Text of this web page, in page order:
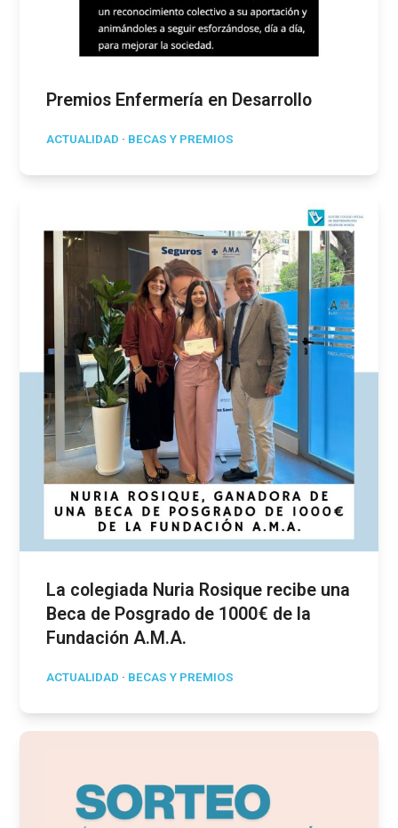
Premios Enfermería en Desarrollo
ACTUALIDAD · BECAS Y PREMIOS
La colegiada Nuria Rosique recibe una
Beca de Posgrado de 1000€ de la
Fundación A.M.A.
ACTUALIDAD · BECAS Y PREMIOS